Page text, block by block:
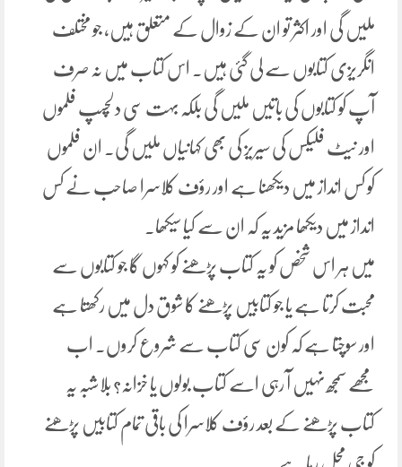
ملیں گی اور اکثر تو ان کے زوال کے متعلق ہیں، جو مختلف
انگریزی کتابوں سے لی گئی ہیں۔ اس کتاب میں نہ صرف
آپ کو کتابوں کی باتیں ملیں گی بلکہ بہت سی دلچسپ فلموں
اور نیٹ فلیکس کی سیریز کی بھی کہانیاں ملیں گی۔ ان فلموں
کو کس انداز میں دیکھنا ہے اور رؤف کلاسرا صاحب نے کس
انداز میں دیکھا مزید یہ کہ ان سے کیا سیکھا۔
میں ہر اس شخص کو یہ کتاب پڑھنے کو کہوں گا جو کتابوں سے
محبت کرتا ہے یا جو کتابیں پڑھنے کا شوق دل میں رکھتا ہے
اور سوچتا ہے کہ کون سی کتاب سے شروع کروں۔ اب
مجھے سمجھ نہیں آ رہی اسے کتاب بولوں یا خزانہ؟ بلاشبہ یہ
کتاب پڑھنے کے بعد رؤف کلاسرا کی باقی تمام کتابیں پڑھنے
کو جی مچل رہا ہے.